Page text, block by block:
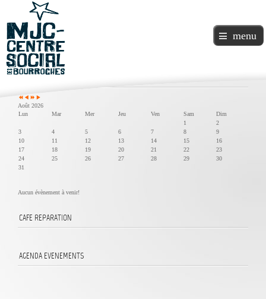
menu
Année
précédente
Mois
précédent
Année
suivante
Mois
suivant
Août 2026
Lun
Mar Mer Jeu Ven Sam
Dim
1
2
3
4 5 6 7 8
9
10
11 12 13 14 15
16
17
18 19 20 21 22
23
24
25 26 27 28 29
30
31
Aucun évènement à venir!
CAFE REPARATION
AGENDA EVENEMENTS